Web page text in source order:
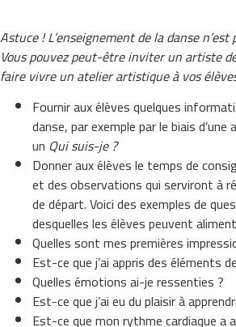
Astuce ! L’enseignement de la danse
Vous pouvez peut-être inviter un artiste
faire vivre un atelier artistique à vos
Fournir aux élèves quelques
danse, par exemple par le biais
un Qui suis-je ?
Donner aux élèves le temps de
et des observations qui serviront à
de départ. Voici des exemples de
desquelles les élèves peuvent
Quelles sont mes premières
Est-ce que j’ai appris des éléments
Quelles émotions ai-je ressenties ?
Est-ce que j’ai eu du plaisir à
Est-ce que mon rythme cardiaque a